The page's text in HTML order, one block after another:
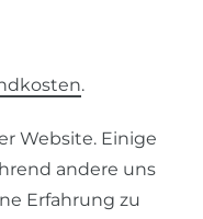
.
Website. Einige
andere uns
Erfahrung zu